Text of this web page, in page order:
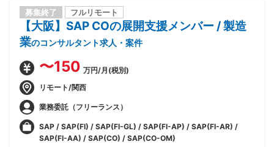
募集終了 フルリモート
【大阪】SAP COの展開支援メンバー / 製造
業のコンサルタント求人・案件
〜150 万円/月(税別)
リモート/関西
業務委託（フリーランス）
SAP / SAP(FI) / SAP(FI-GL) / SAP(FI-AP) / SAP(FI-AR) /
SAP(FI-AA) / SAP(CO) / SAP(CO-OM)